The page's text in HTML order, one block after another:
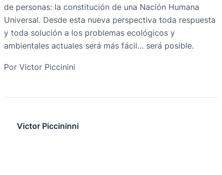
de personas: la constitución de una Nación Humana
Universal. Desde esta nueva perspectiva toda respuesta
y toda solución a los problemas ecológicos y
ambientales actuales será más fácil… será posible.
Por Victor Piccinini
Victor Piccininni